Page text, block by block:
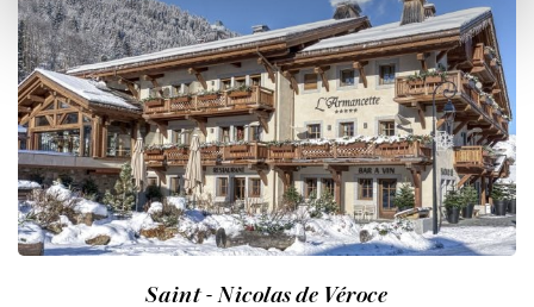
Saint - Nicolas de Véroce